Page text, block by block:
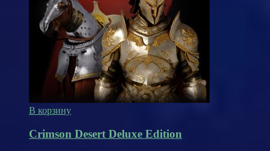
В корзину
Crimson Desert Deluxe Edition